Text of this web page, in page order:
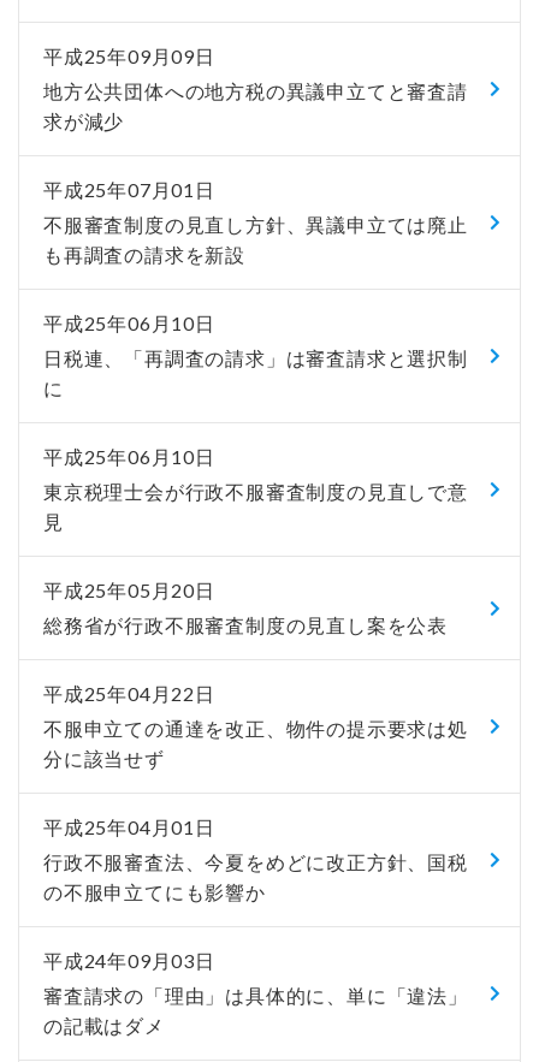
平成25年09月09日
地方公共団体への地方税の異議申立てと審査請
求が減少
平成25年07月01日
不服審査制度の見直し方針、異議申立ては廃止
も再調査の請求を新設
平成25年06月10日
日税連、「再調査の請求」は審査請求と選択制
に
平成25年06月10日
東京税理士会が行政不服審査制度の見直しで意
見
平成25年05月20日
総務省が行政不服審査制度の見直し案を公表
平成25年04月22日
不服申立ての通達を改正、物件の提示要求は処
分に該当せず
平成25年04月01日
行政不服審査法、今夏をめどに改正方針、国税
の不服申立てにも影響か
平成24年09月03日
審査請求の「理由」は具体的に、単に「違法」
の記載はダメ